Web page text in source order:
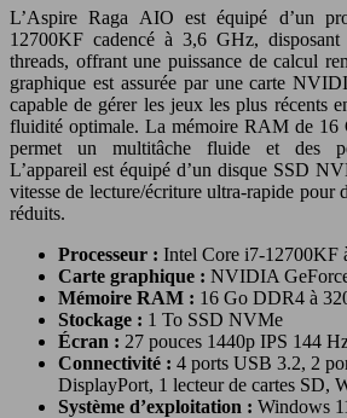
L’Aspire Raga AIO est équipé d’un
12700KF cadencé à 3,6 GHz,
threads, offrant une puissance de calcul
graphique est assurée par une carte
capable de gérer les jeux les plus récents
fluidité optimale. La mémoire RAM de
permet un multitâche fluide et des
L’appareil est équipé d’un disque SSD
vitesse de lecture/écriture ultra-rapide pour
réduits.
Processeur : Intel Core i7-12700KF
Carte graphique : NVIDIA
Mémoire RAM : 16 Go DDR4 à
Stockage : 1 To SSD NVMe
Écran : 27 pouces 1440p IPS 144
Connectivité : 4 ports USB 3.2, 2
DisplayPort, 1 lecteur de cartes SD,
Système d’exploitation : Windows